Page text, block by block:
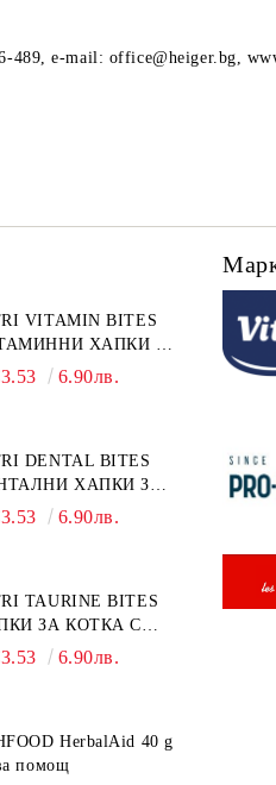
489, e-mail: office@heiger.bg,
VITAMIN BITES
6.90лв.
DENTAL BITES
г
6.90лв.
TAURINE BITES
г
6.90лв.
HerbalAid 40 g
помощ